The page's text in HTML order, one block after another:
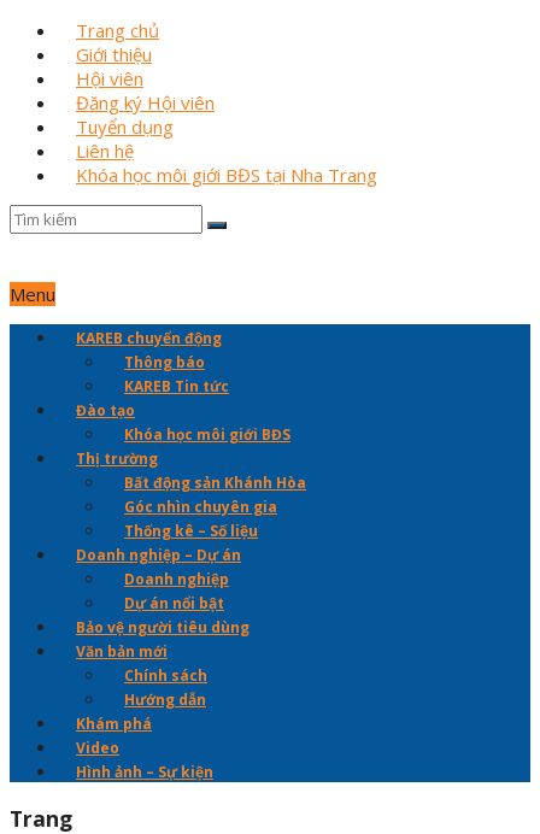
Trang chủ
Giới thiệu
Hội viên
Đăng ký Hội viên
Tuyển dụng
Liên hệ
Khóa học môi giới BĐS tại Nha Trang
Menu
KAREB chuyển động
Thông báo
KAREB Tin tức
Đào tạo
Khóa học môi giới BĐS
Thị trường
Bất động sản Khánh Hòa
Góc nhìn chuyên gia
Thống kê – Số liệu
Doanh nghiệp – Dự án
Doanh nghiệp
Dự án nổi bật
Bảo vệ người tiêu dùng
Văn bản mới
Chính sách
Hướng dẫn
Khám phá
Video
Hình ảnh – Sự kiện
Trang